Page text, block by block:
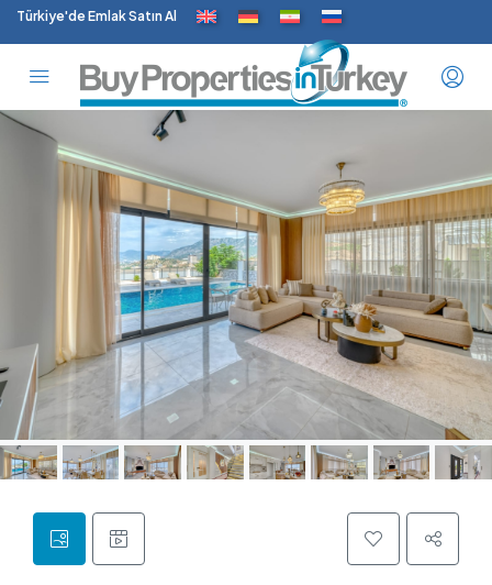
Türkiye'de Emlak Satın Al